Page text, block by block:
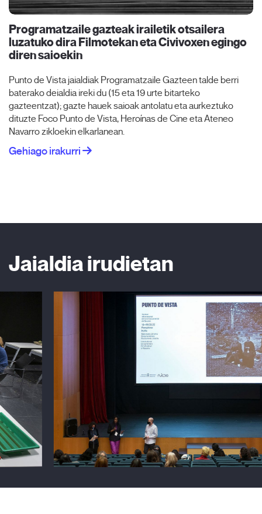
Programatzaile gazteak irailetik otsailera
luzatuko dira Filmotekan eta Civivoxen egingo
diren saioekin
Punto de Vista jaialdiak Programatzaile Gazteen talde berri
baterako deialdia ireki du (15 eta 19 urte bitarteko
gazteentzat); gazte hauek saioak antolatu eta aurkeztuko
dituzte Foco Punto de Vista, Heroínas de Cine eta Ateneo
Navarro zikloekin elkarlanean.
Gehiago irakurri
Jaialdia irudietan